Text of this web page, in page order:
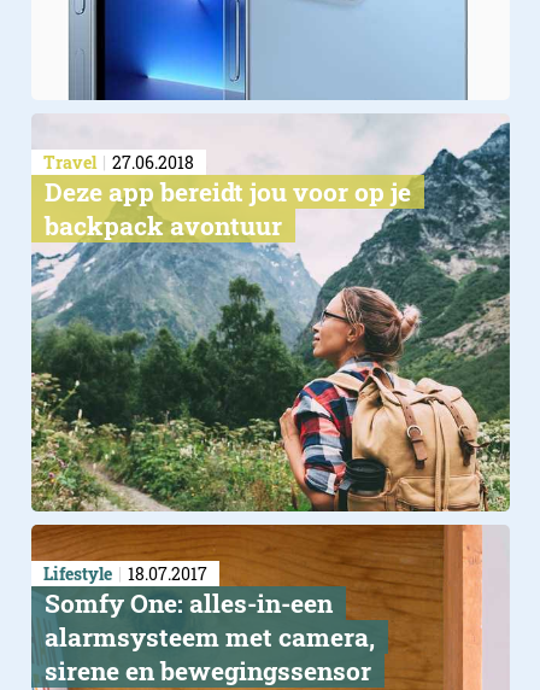
Travel 27.06.2018
Deze app bereidt jou voor op je
backpack avontuur
Lifestyle 18.07.2017
Somfy One: alles-in-een
alarmsysteem met camera,
sirene en bewegingssensor